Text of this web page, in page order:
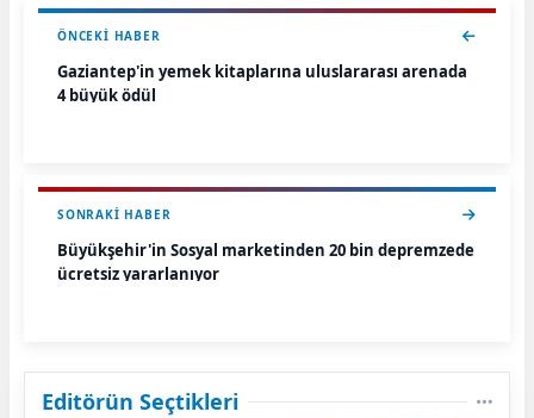
ÖNCEKI HABER
Gaziantep'in yemek kitaplarına uluslararası arenada
4 büyük ödül
SONRAKI HABER
Büyükşehir'in Sosyal marketinden 20 bin depremzede
ücretsiz yararlanıyor
Editörün Seçtikleri